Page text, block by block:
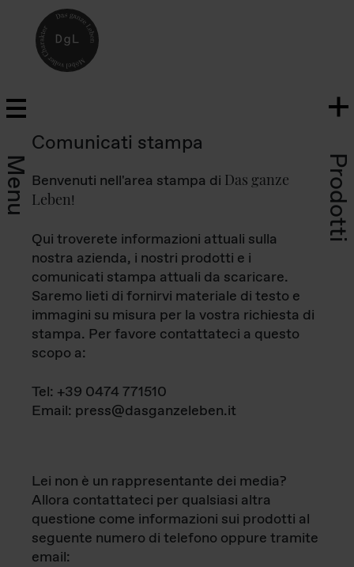
Menu Prodotti
Comunicati stampa
Benvenuti nell'area stampa di Das ganze
Leben!
Qui troverete informazioni attuali sulla
nostra azienda, i nostri prodotti e i
comunicati stampa attuali da scaricare.
Saremo lieti di fornirvi materiale di testo e
immagini su misura per la vostra richiesta di
stampa. Per favore contattateci a questo
scopo a:
Tel: +39 0474 771510
Email: press@dasganzeleben.it
Lei non è un rappresentante dei media?
Allora contattateci per qualsiasi altra
questione come informazioni sui prodotti al
seguente numero di telefono oppure tramite
email: